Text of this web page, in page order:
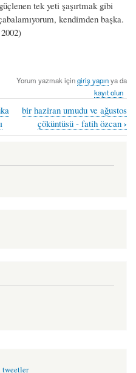
tek yeti şaşırtmak gibi
kendimden başka.
Yorum yazmak içingiriş yapınya da
kayıt olun
bir haziran umudu ve ağustos
çöküntüsü - fatih özcan ›
tweetler